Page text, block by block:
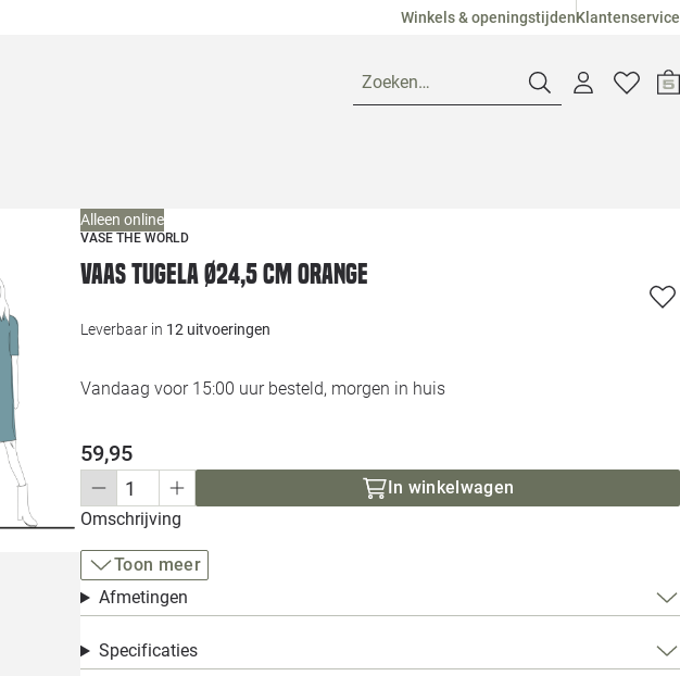
Winkels & openingstijdenKlantenservice
Zoeken…
Alle
Alleen online
VASE THE WORLD
Vaas Tugela Ø24,5 cm orange
Leverbaar in 12 uitvoeringen
Vandaag voor 15:00 uur besteld, morgen in huis
59,95
In winkelwagen
Omschrijving
Toon meer
Afmetingen
Specificaties